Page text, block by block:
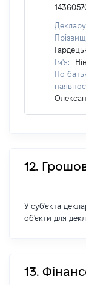
Ім'я:
По
12.
У суб'єкта
об'єкти для
13.